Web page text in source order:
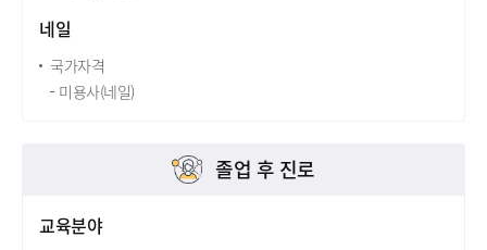
네일
국가자격
미용사(네일)
졸업 후 진로
교육분야